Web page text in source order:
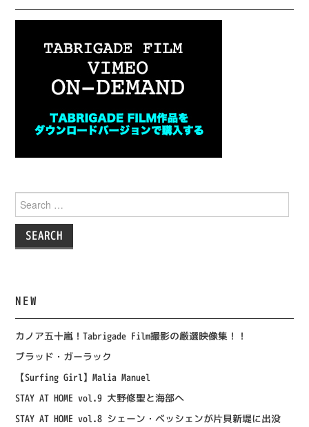
for:
NEW
カノア五十嵐！Tabrigade Film撮影の厳選映像集！！
ブラッド・ガーラック
【Surfing Girl】Malia Manuel
STAY AT HOME vol.9 大野修聖と海部へ
STAY AT HOME vol.8 シェーン・ベッシェンが片貝新堤に出没